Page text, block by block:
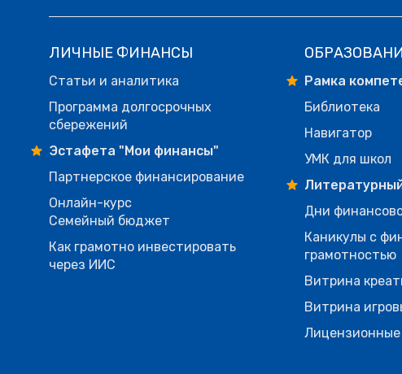
ЛИЧНЫЕ ФИНАНСЫ
Статьи и аналитика
Программа долгосрочных
сбережений
Эстафета "Мои финансы"
Партнерское финансирование
Онлайн-курс
Семейный бюджет
Как грамотно инвестировать
через ИИС
Рамка
Библиотека
Навигатор
УМК для школ
Дни
Каникулы с
грамотностью
Витрина
Витрина